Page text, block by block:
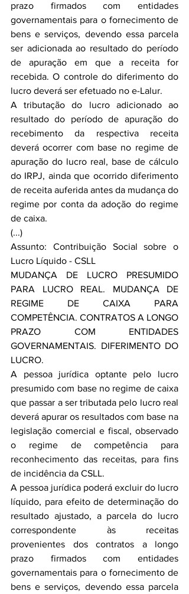
prazo firmados com entidades
governamentais para o fornecimento de
bens e serviços, devendo essa parcela
ser adicionada ao resultado do período
de apuração em que a receita for
recebida. O controle do diferimento do
lucro deverá ser efetuado no e-Lalur.
A tributação do lucro adicionado ao
resultado do período de apuração do
recebimento da respectiva receita
deverá ocorrer com base no regime de
apuração do lucro real, base de cálculo
do IRPJ, ainda que ocorrido diferimento
de receita auferida antes da mudança do
regime por conta da adoção do regime
de caixa.
(...)
Assunto: Contribuição Social sobre o
Lucro Líquido - CSLL
MUDANÇA DE LUCRO PRESUMIDO
PARA LUCRO REAL. MUDANÇA DE
REGIME DE CAIXA PARA
COMPETÊNCIA. CONTRATOS A LONGO
PRAZO COM ENTIDADES
GOVERNAMENTAIS. DIFERIMENTO DO
LUCRO.
A pessoa jurídica optante pelo lucro
presumido com base no regime de caixa
que passar a ser tributada pelo lucro real
deverá apurar os resultados com base na
legislação comercial e fiscal, observado
o regime de competência para
reconhecimento das receitas, para fins
de incidência da CSLL.
A pessoa jurídica poderá excluir do lucro
líquido, para efeito de determinação do
resultado ajustado, a parcela do lucro
correspondente às receitas
provenientes dos contratos a longo
prazo firmados com entidades
governamentais para o fornecimento de
bens e serviços, devendo essa parcela